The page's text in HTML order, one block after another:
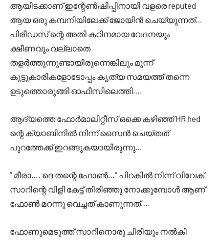
ആയിടക്കാണ് ഇന്റേൺഷിപ്പിനായി വളരെ reputed
ആയ ഒരു കമ്പനിയിലേക്ക് ജോയിൻ ചെയ്യുന്നത്‌…
പിരീഡസ് ന്റെ അതി കഠിനമായ വേദനയും
ക്ഷീണവും വല്ലാതെ
തളർത്തുന്നുണ്ടായിരുന്നെങ്കിലും മൂന്ന്
കൂട്ടുകാരികളോടോപ്പം കൃത്യ സമയത്ത് തന്നെ
ഉടുത്തൊരുങ്ങി ഓഫീസിലെത്തി….
ആദ്യത്തെ ഫോർമാലിറ്റീസ് ഒക്കെ കഴിഞ്ഞ് HR hed
ന്റെ ക്യാബിനിൽ നിന്ന് സൈൻ ചെയ്തത്
പുറത്തേക്ക് ഇറങ്ങുകയായിരുന്നു…
” മീരാ…. ദെ തന്റെ ഫോൺ…” പിറകിൽ നിന്ന് വിവേക്
സാറിന്റെ വിളി കേട്ട് തിരിഞ്ഞു നോക്കുമ്പോൾ ആണ്
ഫോൺ മറന്നു വെച്ചത് കാണുന്നത്….
ഫോണുമെടുത്ത് സാറിനൊരു ചിരിയും നൽകി